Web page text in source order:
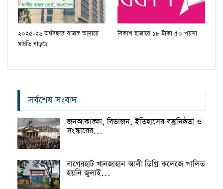
২০২৫-২৬ অর্থবছরে রাজস্ব আদায়ে
ঘাটতি বাড়ছে
বিকাশ হাজারে ১৮ টাকা ৫০ পয়সা
সর্বশেষ সংবাদ
জনআকাঙ্ক্ষা, বিভাজন, ইতিহাসের বস্তুনিষ্ঠতা ও
সংস্কারের…
বাগেরহাট খানজাহান আলী ডিগ্রি কলেজে পালিত
হয়নি জুলাই…